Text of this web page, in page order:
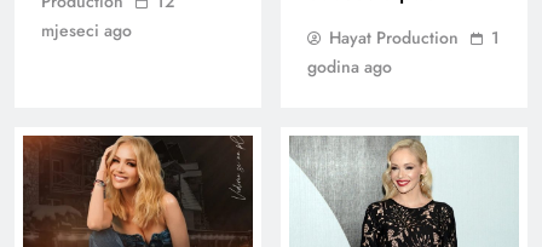
mjeseci ago
Hayat Production
1
godina ago